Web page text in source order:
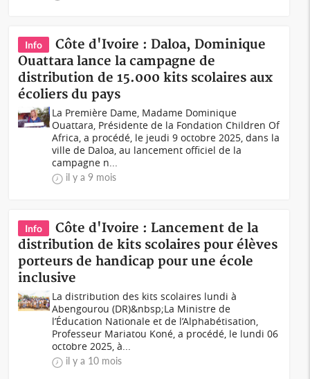
Info
Côte d'Ivoire : Daloa, Dominique
Ouattara lance la campagne de
distribution de 15.000 kits scolaires aux
écoliers du pays
La Première Dame, Madame Dominique
Ouattara, Présidente de la Fondation Children Of
Africa, a procédé, le jeudi 9 octobre 2025, dans la
ville de Daloa, au lancement officiel de la
campagne n...
il y a 9 mois
Info
Côte d'Ivoire : Lancement de la
distribution de kits scolaires pour élèves
porteurs de handicap pour une école
inclusive
La distribution des kits scolaires lundi à
Abengourou (DR)&nbsp;La Ministre de
l’Éducation Nationale et de l’Alphabétisation,
Professeur Mariatou Koné, a procédé, le lundi 06
octobre 2025, à...
il y a 10 mois